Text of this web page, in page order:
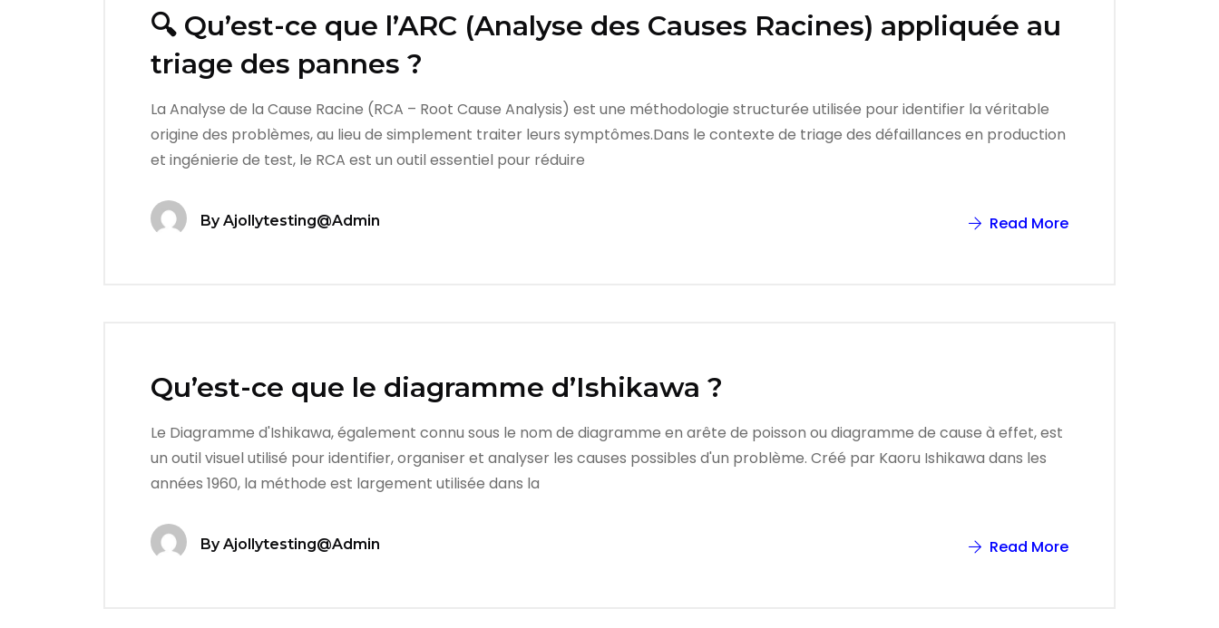
🔍 Qu’est-ce que l’ARC (Analyse des Causes Racines) appliquée au
triage des pannes ?
La Analyse de la Cause Racine (RCA – Root Cause Analysis) est une méthodologie structurée utilisée pour identifier la véritable
origine des problèmes, au lieu de simplement traiter leurs symptômes.Dans le contexte de triage des défaillances en production
et ingénierie de test, le RCA est un outil essentiel pour réduire
ByAjollytesting@admin Read More
Qu’est-ce que le diagramme d’Ishikawa ?
Le Diagramme d'Ishikawa, également connu sous le nom de diagramme en arête de poisson ou diagramme de cause à effet, est
un outil visuel utilisé pour identifier, organiser et analyser les causes possibles d'un problème. Créé par Kaoru Ishikawa dans les
années 1960, la méthode est largement utilisée dans la
ByAjollytesting@admin Read More